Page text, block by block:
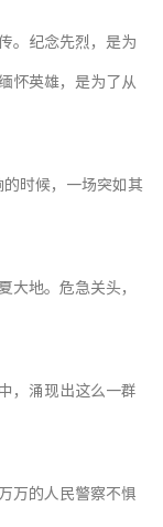
。纪念先烈，是为
怀英雄，是为了从
时候，一场突如其
地。危急关头，
，涌现出这么一群
万的人民警察不惧